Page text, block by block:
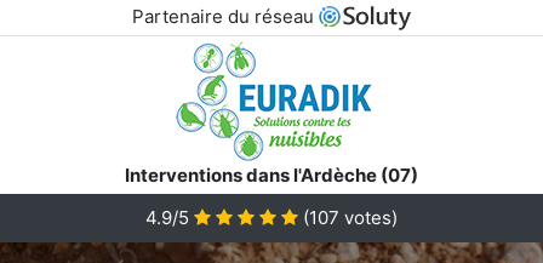
Partenaire du réseau
Interventions dans l'Ardèche (07)
4.9/5
(107 votes)